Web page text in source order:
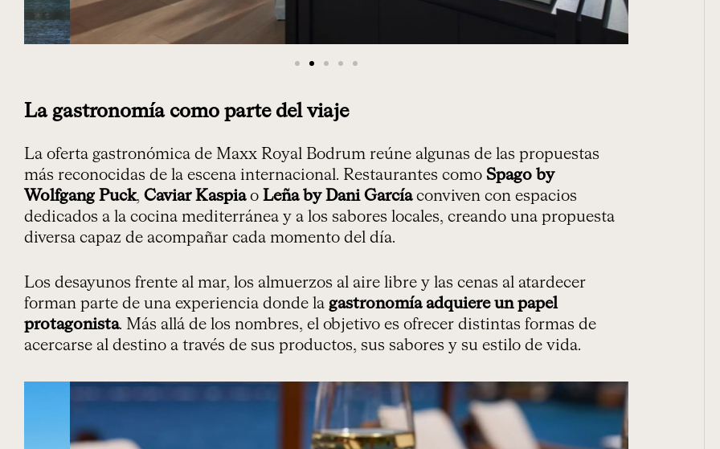
La gastronomía como parte del viaje
La oferta gastronómica de Maxx Royal Bodrum reúne algunas de las propuestas
más reconocidas de la escena internacional. Restaurantes como Spago by
Wolfgang Puck, Caviar Kaspiao Leña by Dani Garcíaconviven con espacios
dedicados a la cocina mediterránea y a los sabores locales, creando una propuesta
diversa capaz de acompañar cada momento del día.
Los desayunos frente al mar, los almuerzos al aire libre y las cenas al atardecer
forman parte de una experiencia donde la gastronomía adquiere un papel
protagonista. Más allá de los nombres, el objetivo es ofrecer distintas formas de
acercarse al destino a través de sus productos, sus sabores y su estilo de vida.